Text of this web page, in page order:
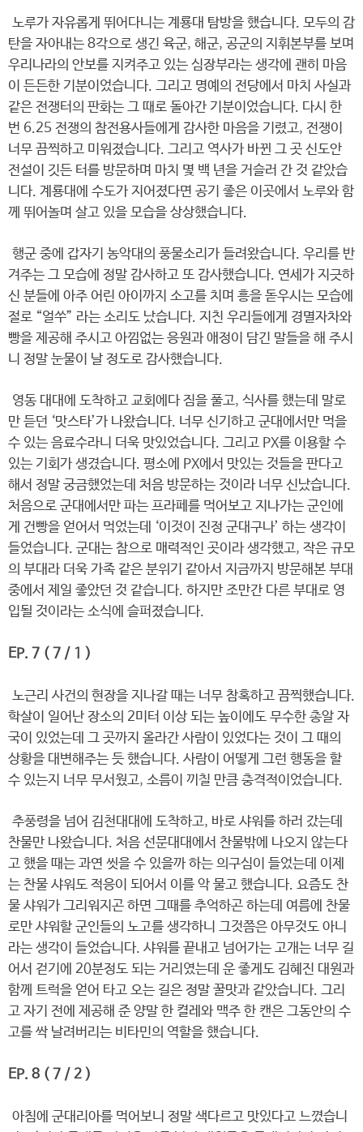
노루가 자유롭게 뛰어다니는 계룡대 탐방을 했습니다. 모두의 감
탄을 자아내는 8각으로 생긴 육군, 해군, 공군의 지휘본부를 보며
우리나라의 안보를 지켜주고 있는 심장부라는 생각에 괜히 마음
이 든든한 기분이었습니다. 그리고 명예의 전당에서 마치 사실과
같은 전쟁터의 판화는 그 때로 돌아간 기분이었습니다. 다시 한
번 6.25 전쟁의 참전용사들에게 감사한 마음을 기렸고, 전쟁이
너무 끔찍하고 미워졌습니다. 그리고 역사가 바뀐 그 곳 신도안
전설이 깃든 터를 방문하며 마치 몇 백 년을 거슬러 간 것 같았습
니다. 계룡대에 수도가 지어졌다면 공기 좋은 이곳에서 노루와 함
께 뛰어놀며 살고 있을 모습을 상상했습니다.
행군 중에 갑자기 농악대의 풍물소리가 들려왔습니다. 우리를 반
겨주는 그 모습에 정말 감사하고 또 감사했습니다. 연세가 지긋하
신 분들에 아주 어린 아이까지 소고를 치며 흥을 돋우시는 모습에
절로 “얼쑤” 라는 소리도 났습니다. 지친 우리들에게 경멸자차와
빵을 제공해 주시고 아낌없는 응원과 애정이 담긴 말들을 해 주시
니 정말 눈물이 날 정도로 감사했습니다.
영동 대대에 도착하고 교회에다 짐을 풀고, 식사를 했는데 말로
만 듣던 ‘맛스타’가 나왔습니다. 너무 신기하고 군대에서만 먹을
수 있는 음료수라니 더욱 맛있었습니다. 그리고 PX를 이용할 수
있는 기회가 생겼습니다. 평소에 PX에서 맛있는 것들을 판다고
해서 정말 궁금했었는데 처음 방문하는 것이라 너무 신났습니다.
처음으로 군대에서만 파는 프라페를 먹어보고 지나가는 군인에
게 건빵을 얻어서 먹었는데 ‘이것이 진정 군대구나’ 하는 생각이
들었습니다. 군대는 참으로 매력적인 곳이라 생각했고, 작은 규모
의 부대라 더욱 가족 같은 분위기 같아서 지금까지 방문해본 부대
중에서 제일 좋았던 것 같습니다. 하지만 조만간 다른 부대로 영
입될 것이라는 소식에 슬퍼졌습니다.
EP. 7 ( 7 / 1 )
노근리 사건의 현장을 지나갈 때는 너무 참혹하고 끔찍했습니다.
학살이 일어난 장소의 2미터 이상 되는 높이에도 무수한 총알 자
국이 있었는데 그 곳까지 올라간 사람이 있었다는 것이 그 때의
상황을 대변해주는 듯 했습니다. 사람이 어떻게 그런 행동을 할
수 있는지 너무 무서웠고, 소름이 끼칠 만큼 충격적이었습니다.
추풍령을 넘어 김천대대에 도착하고, 바로 샤워를 하러 갔는데
찬물만 나왔습니다. 처음 선문대대에서 찬물밖에 나오지 않는다
고 했을 때는 과연 씻을 수 있을까 하는 의구심이 들었는데 이제
는 찬물 샤워도 적응이 되어서 이를 악 물고 했습니다. 요즘도 찬
물 샤워가 그리워지곤 하면 그때를 추억하곤 하는데 여름에 찬물
로만 샤워할 군인들의 노고를 생각하니 그것쯤은 아무것도 아니
라는 생각이 들었습니다. 샤워를 끝내고 넘어가는 고개는 너무 길
어서 걷기에 20분정도 되는 거리였는데 운 좋게도 김혜진 대원과
함께 트럭을 얻어 타고 오는 길은 정말 꿀맛과 같았습니다. 그리
고 자기 전에 제공해 준 양말 한 켤레와 맥주 한 캔은 그동안의 수
고를 싹 날려버리는 비타민의 역할을 했습니다.
EP. 8 ( 7 / 2 )
아침에 군대리아를 먹어보니 정말 색다르고 맛있다고 느꼈습니